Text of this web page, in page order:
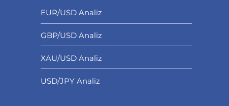
EUR/USD Analiz
GBP/USD Analiz
XAU/USD Analiz
USD/JPY Analiz